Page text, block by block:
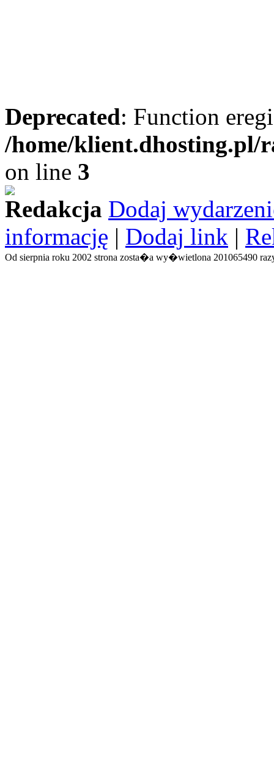
Deprecated: Function
/home/
on line 3
Redakcja Dodaj
informację | Dodaj link |
Od sierpnia roku 2002 strona zosta�a wy�wietlona 201065490